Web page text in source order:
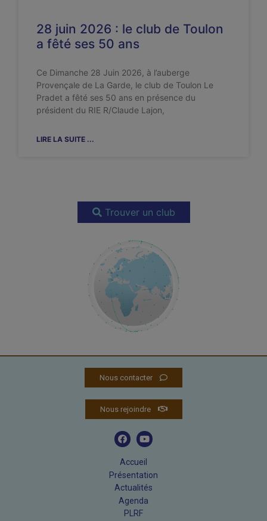
28 juin 2026 : le club de Toulon
a fêté ses 50 ans
Ce Dimanche 28 Juin 2026, à l’auberge
Provençale de La Garde, le club de Toulon Le
Pradet a fêté ses 50 ans en présence du
président du RIE R/Claude Lajon,
LIRE LA SUITE ...
Trouver un club
Nous contacter
Nous rejoindre
Accueil
Présentation
Actualités
Agenda
PLRF